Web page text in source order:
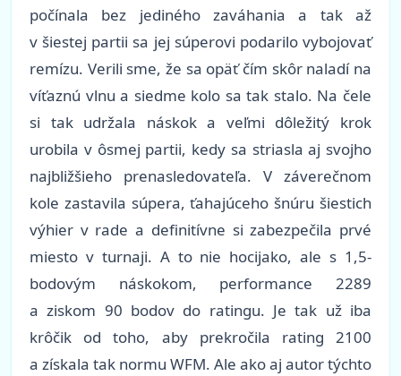
počínala bez jediného zaváhania a tak až
v šiestej partii sa jej súperovi podarilo vybojovať
remízu. Verili sme, že sa opäť čím skôr naladí na
víťaznú vlnu a siedme kolo sa tak stalo. Na čele
si tak udržala náskok a veľmi dôležitý krok
urobila v ôsmej partii, kedy sa striasla aj svojho
najbližšieho prenasledovateľa. V záverečnom
kole zastavila súpera, ťahajúceho šnúru šiestich
výhier v rade a definitívne si zabezpečila prvé
miesto v turnaji. A to nie hocijako, ale s 1,5-
bodovým náskokom, performance 2289
a ziskom 90 bodov do ratingu. Je tak už iba
krôčik od toho, aby prekročila rating 2100
a získala tak normu WFM. Ale ako aj autor týchto